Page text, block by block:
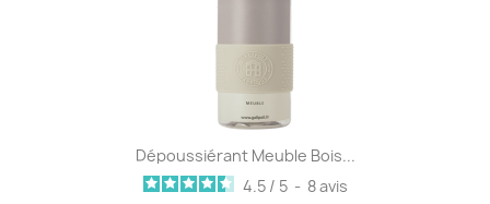
Dépoussiérant Meuble Bois...
4.5 / 5 - 8avis